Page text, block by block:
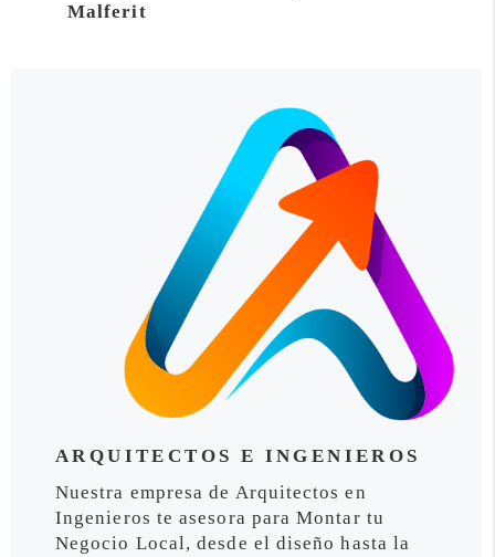
Malferit
ARQUITECTOS E INGENIEROS
Nuestra empresa de Arquitectos en
Ingenieros te asesora para Montar tu
Negocio Local, desde el diseño hasta la